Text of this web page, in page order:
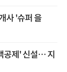
사 '슈퍼 을
공제' 신설… 지